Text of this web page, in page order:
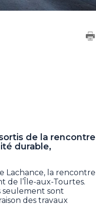
de la rencontre
durable,
Lachance, la rencontre
de l’Île-aux-Tourtes.
seulement sont
des travaux